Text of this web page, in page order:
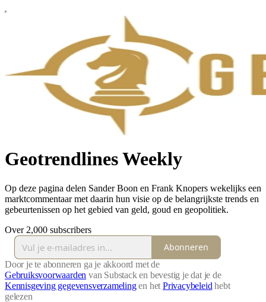
Geotrendlines Weekly
Op deze pagina delen Sander Boon en Frank Knopers wekelijks een
marktcommentaar met daarin hun visie op de belangrijkste trends en
gebeurtenissen op het gebied van geld, goud en geopolitiek.
Over 2,000 subscribers
Abonneren
Door je te abonneren ga je akkoord met de
Gebruiksvoorwaarden van Substack en bevestig je dat je de
Kennisgeving gegevensverzamelingen hetPrivacybeleid hebt
gelezen